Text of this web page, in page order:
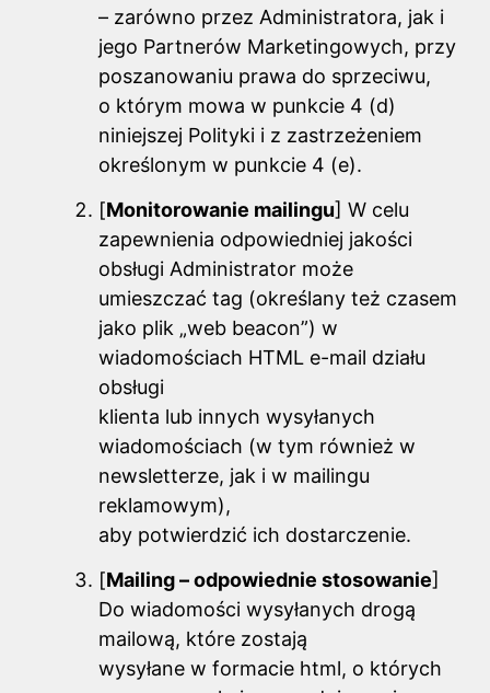
– zarówno przez Administratora, jak i
jego Partnerów Marketingowych, przy
poszanowaniu prawa do sprzeciwu,
o którym mowa w punkcie 4 (d)
niniejszej Polityki i z zastrzeżeniem
określonym w punkcie 4 (e).
[Monitorowanie mailingu] W celu
zapewnienia odpowiedniej jakości
obsługi Administrator może
umieszczać tag (określany też czasem
jako plik „web beacon”) w
wiadomościach HTML e-mail działu
obsługi
klienta lub innych wysyłanych
wiadomościach (w tym również w
newsletterze, jak i w mailingu
reklamowym),
aby potwierdzić ich dostarczenie.
[Mailing – odpowiednie stosowanie]
Do wiadomości wysyłanych drogą
mailową, które zostają
wysyłane w formacie html, o których